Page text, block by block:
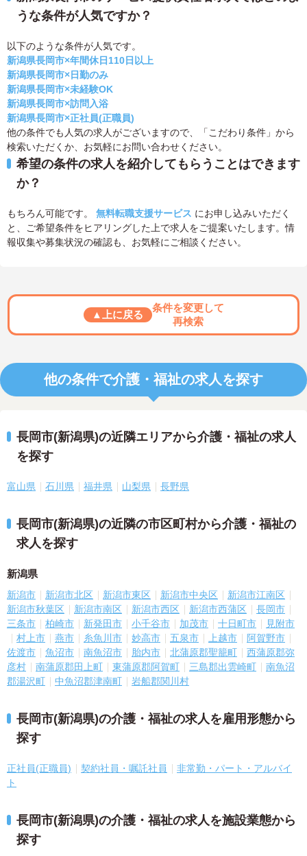
うな条件が人気ですか？
以下のような条件が人気です。
新潟県長岡市×年間休日110日以上
新潟県長岡市×日勤のみ
新潟県長岡市×未経験OK
新潟県長岡市×訪問入浴
新潟県長岡市×正社員(正職員)
他の条件でも人気の求人がございますので、「こだわり条件」から
検索いただくか、お気軽にお問い合わせください。
希望の条件の求人を紹介してもらうことはできます
か？
もちろん可能です。 無料転職支援サービス にお申し込みいただく
と、ご希望条件をヒアリングした上で求人をご提案いたします。情
報収集や募集状況の確認も、お気軽にご相談ください。
▲上に戻る
条件を変更して
再検索
他の条件で介護・福祉の求人を探す
長岡市(新潟県)の近隣エリアから介護・福祉の求人
を探す
富山県 石川県 福井県 山梨県 長野県
長岡市(新潟県)の近隣の市区町村から介護・福祉の
求人を探す
新潟県
新潟市 新潟市北区 新潟市東区 新潟市中央区
新潟市江南区
新潟市秋葉区
新潟市南区 新潟市西区 新潟市西蒲区
長岡市
三条市
柏崎市 新発田市 小千谷市 加茂市 十日町市
見附市
村上市
燕市 糸魚川市 妙高市 五泉市 上越市
阿賀野市
佐渡市
魚沼市 南魚沼市 胎内市 北蒲原郡聖籠町
西蒲原郡弥
彦村
南蒲原郡田上町 東蒲原郡阿賀町 三島郡出雲崎町
南魚沼
郡湯沢町
中魚沼郡津南町 岩船郡関川村
長岡市(新潟県)の介護・福祉の求人を雇用形態から
探す
正社員(正職員) 契約社員・嘱託社員
非常勤・パート・アルバイ
ト
長岡市(新潟県)の介護・福祉の求人を施設業態から
探す